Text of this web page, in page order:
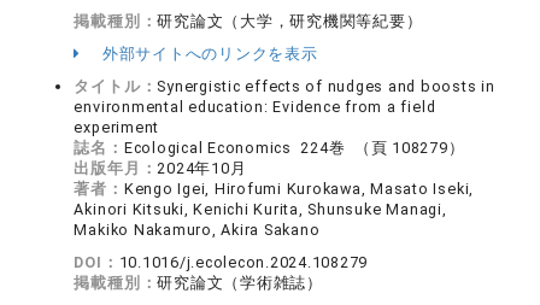
掲載種別：研究論文（大学，研究機関等紀要）
外部サイトへのリンクを表示
タイトル： Synergistic effects of nudges and boosts in
environmental education: Evidence from a field
experiment
誌名： Ecological Economics 224巻 （頁 108279）
出版年月：2024年10月
著者： Kengo Igei, Hirofumi Kurokawa, Masato Iseki,
Akinori Kitsuki, Kenichi Kurita, Shunsuke Managi,
Makiko Nakamuro, Akira Sakano
DOI： 10.1016/j.ecolecon.2024.108279
掲載種別：研究論文（学術雑誌）